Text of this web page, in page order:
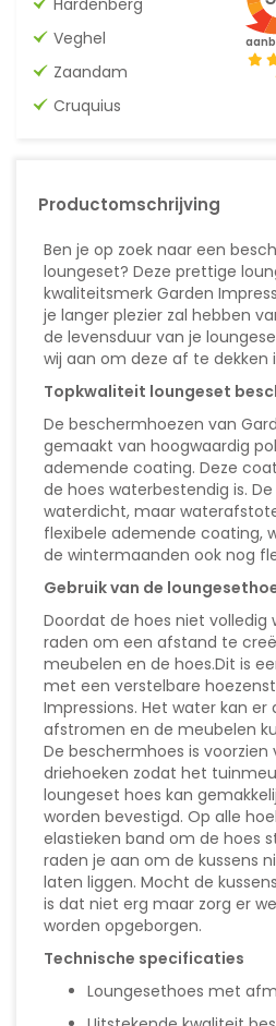
Veghel
Zaandam
Cruquius
Productomschrijving
Ben je op zoek naar een
loungeset? Deze prettige
kwaliteitsmerk Garden
je langer plezier zal hebben
de levensduur van je
wij aan om deze af te dekken
Topkwaliteit loungeset
De beschermhoezen van
gemaakt van hoogwaardig
ademende coating. Deze
de hoes waterbestendig is.
waterdicht, maar
flexibele ademende coating,
de wintermaanden ook nog
Gebruik van de
Doordat de hoes niet volledig
raden om een afstand te
meubelen en de hoes.Dit is
met een verstelbare
Impressions. Het water kan er
afstromen en de meubelen
De beschermhoes is
driehoeken zodat het
loungeset hoes kan
worden bevestigd. Op alle
elastieken band om de hoes
raden je aan om de kussens
laten liggen. Mocht de
is dat niet erg maar zorg er
worden opgeborgen.
Technische specificaties
Loungesethoes met